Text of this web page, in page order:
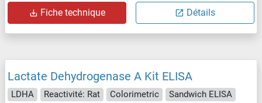
Fiche technique Détails
Lactate Dehydrogenase A Kit ELISA
LDHA Reactivité: Rat Colorimetric
Sandwich ELISA